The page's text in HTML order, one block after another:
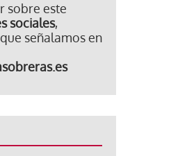
sobre este
sociales,
señalamos en